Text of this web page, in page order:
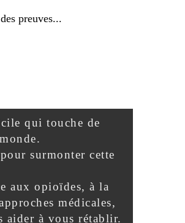
preuves...
qui touche de
surmonter cette
aux opioïdes, à la
médicales,
aider à vous rétablir.